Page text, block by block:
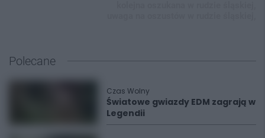
Polecane
Czas Wolny
Światowe gwiazdy EDM zagrają w
Legendii